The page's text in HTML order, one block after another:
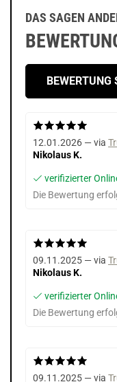
DAS SAGEN
BEWERTUNG
12.01.2026 — via
Nikolaus K.
verifizierter
Die Bewertung
09.11.2025 — via
Nikolaus K.
verifizierter
Die Bewertung
09.11.2025 — via